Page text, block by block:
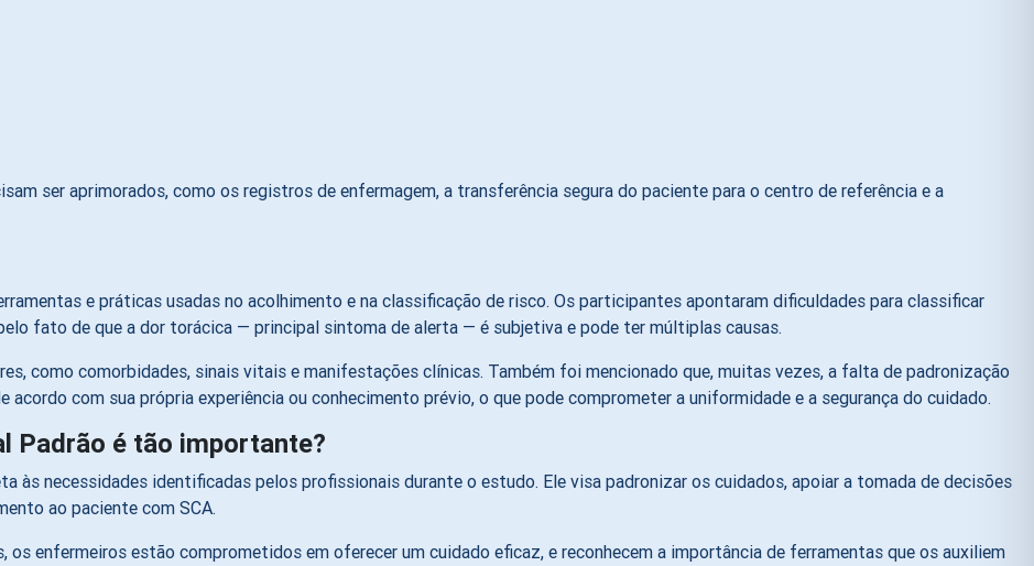
ser aprimorados, como os registros de enfermagem, a transferência segura do paciente para o centro de referência e a
e práticas usadas no acolhimento e na classificação de risco. Os participantes apontaram dificuldades para classificar
fato de que a dor torácica — principal sintoma de alerta — é subjetiva e pode ter múltiplas causas.
como comorbidades, sinais vitais e manifestações clínicas. Também foi mencionado que, muitas vezes, a falta de padronização
com sua própria experiência ou conhecimento prévio, o que pode comprometer a uniformidade e a segurança do cuidado.
Padrão é tão importante?
às necessidades identificadas pelos profissionais durante o estudo. Ele visa padronizar os cuidados, apoiar a tomada de decisões
ao paciente com SCA.
enfermeiros estão comprometidos em oferecer um cuidado eficaz, e reconhecem a importância de ferramentas que os auxiliem